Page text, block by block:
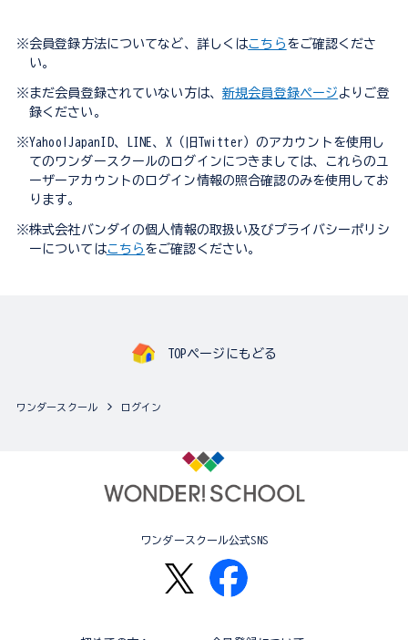
※会員登録方法についてなど、詳しくはこちら をご確認くださ
い。
※まだ会員登録されていない方は、 新規会員登録ページ よりご登
録ください。
※Yahoo!JapanID、LINE、X（旧Twitter）のアカウントを使用し
てのワンダースクールのログインにつきましては、これらのユ
ーザーアカウントのログイン情報の照合確認のみを使用してお
ります。
※株式会社バンダイの個人情報の取扱い及びプライバシーポリシ
ーについてはこちら をご確認ください。
TOPページにもどる
ワンダースクール ログイン
ワンダースクール公式SNS